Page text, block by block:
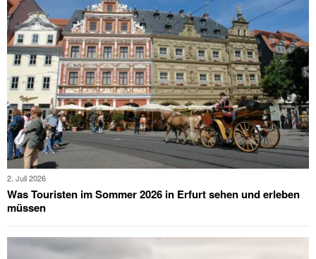
2. Juli 2026
Was Touristen im Sommer 2026 in Erfurt sehen und erleben
müssen